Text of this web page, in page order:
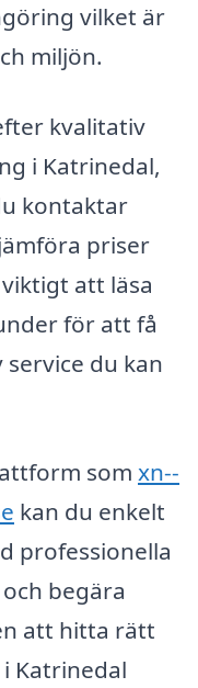
vilket är
miljön.
kvalitativ
i Katrinedal,
kontaktar
priser
att läsa
för att få
du kan
som xn--
kan du enkelt
professionella
begära
att hitta rätt
Katrinedal